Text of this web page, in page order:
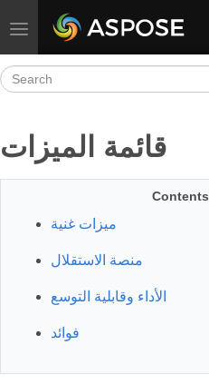
Toggle navigation
قائمة الميزات
Contents
ميزات غنية
منصة الاستقلال
الأداء وقابلية التوسع
فوائد